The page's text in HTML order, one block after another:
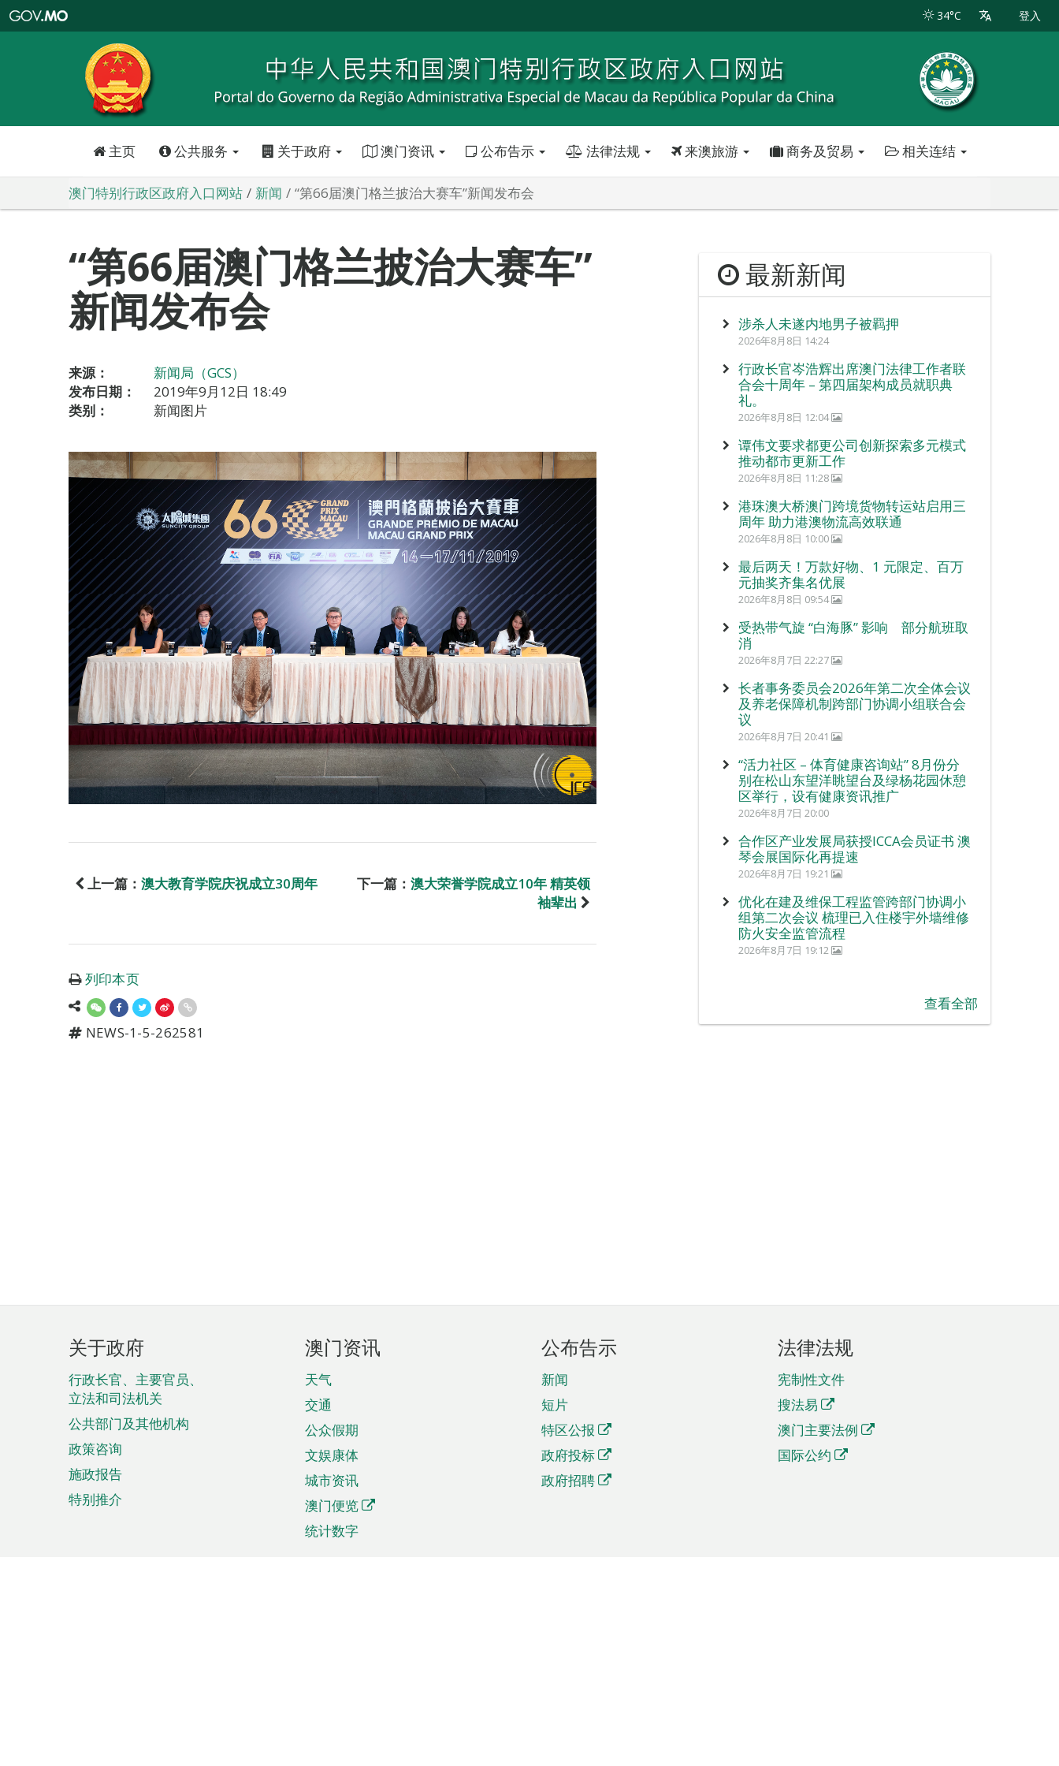
特
政
区
政
口
34°C 登入
主页 公共服务 关于政府 澳门资讯 公布告示 法律法规 来澳旅游 商务及贸易 相关连结
澳门特别行政区政府入口网站 新闻 “第66届澳门格兰披治大赛车”新闻发布会
“第66届澳门格兰披治大赛车”
新闻发布会
来源：
新闻局（GCS）
发布日期：
2019年9月12日 18:49
类别：
新闻图片
上一篇： 澳大教育学院庆祝成立30周年 下一篇： 澳大荣誉学院成立10年 精英领
袖辈出
列印本页
NEWS-1-5-262581
最新新闻
涉杀人未遂内地男子被羁押
2026年8月8日 14:24
行政长官岑浩辉出席澳门法律工作者联
合会十周年 – 第四届架构成员就职典
礼。
2026年8月8日 12:04
谭伟文要求都更公司创新探索多元模式
推动都市更新工作
2026年8月8日 11:28
港珠澳大桥澳门跨境货物转运站启用三
周年 助力港澳物流高效联通
2026年8月8日 10:00
最后两天！万款好物、1 元限定、百万
元抽奖齐集名优展
2026年8月8日 09:54
受热带气旋 “白海豚” 影响 部分航班取
消
2026年8月7日 22:27
长者事务委员会2026年第二次全体会议
及养老保障机制跨部门协调小组联合会
议
2026年8月7日 20:41
“活力社区 – 体育健康咨询站” 8月份分
别在松山东望洋眺望台及绿杨花园休憩
区举行，设有健康资讯推广
2026年8月7日 20:00
合作区产业发展局获授ICCA会员证书 澳
琴会展国际化再提速
2026年8月7日 19:21
优化在建及维保工程监管跨部门协调小
组第二次会议 梳理已入住楼宇外墙维修
防火安全监管流程
2026年8月7日 19:12
查看全部
页
脚
菜
单
关于政府
行政长官、主要官员、
立法和司法机关
公共部门及其他机构
政策咨询
施政报告
特别推介
澳门资讯
天气
交通
公众假期
文娱康体
城市资讯
澳门便览
统计数字
公布告示
新闻
短片
特区公报
政府投标
政府招聘
法律法规
宪制性文件
搜法易
澳门主要法例
国际公约